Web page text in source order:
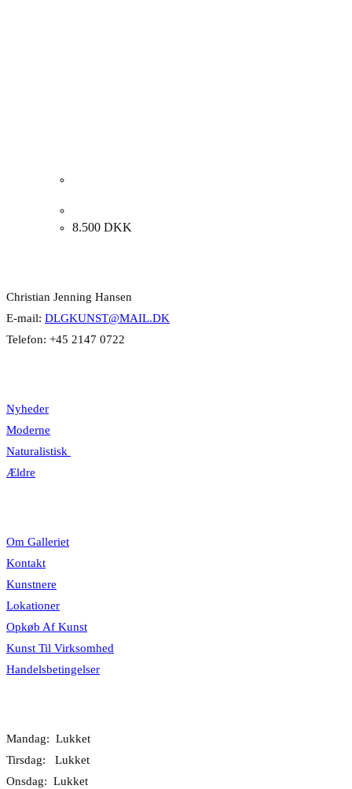
8.500 DKK
Christian Jenning Hansen
E-mail: DLGKUNST@MAIL.DK
Telefon: +45 2147 0722
Nyheder
Moderne
Naturalistisk
Ældre
Om Galleriet
Kontakt
Kunstnere
Lokationer
Opkøb Af Kunst
Kunst Til Virksomhed
Handelsbetingelser
Mandag: Lukket
Tirsdag: Lukket
Onsdag: Lukket